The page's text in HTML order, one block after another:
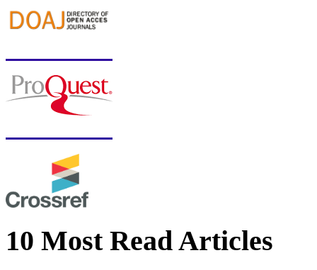
10 Most Read Articles